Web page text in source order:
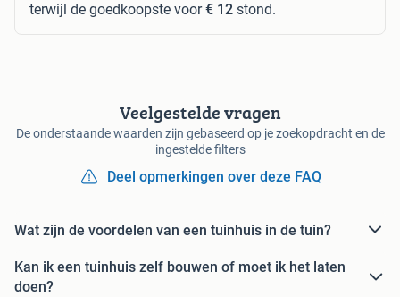
terwijl de goedkoopste voor€ 12 stond.
Veelgestelde vragen
De onderstaande waarden zijn gebaseerd op je zoekopdracht en de
ingestelde filters
Deel opmerkingen over deze FAQ
Wat zijn de voordelen van een tuinhuis in de tuin?
Kan ik een tuinhuis zelf bouwen of moet ik het laten
doen?